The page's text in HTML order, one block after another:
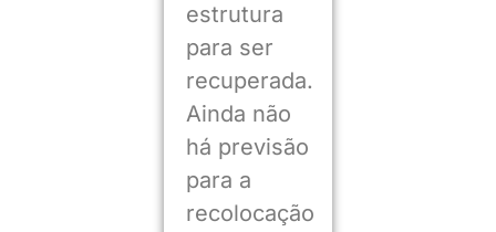
estrutura
para ser
recuperada.
Ainda não
há previsão
para a
recolocação